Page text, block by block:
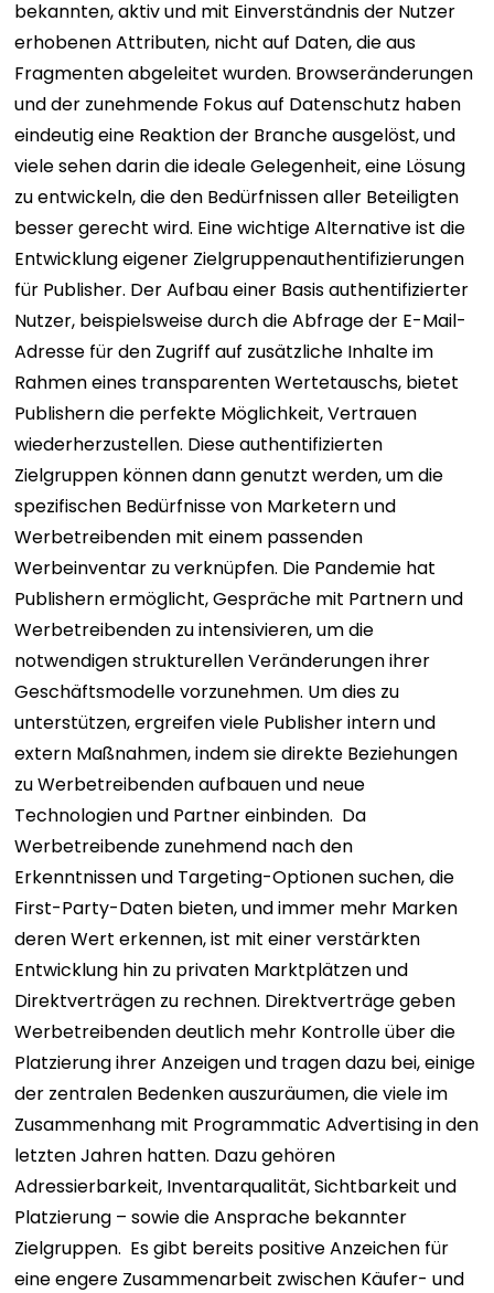
bekannten, aktiv und mit Einverständnis der Nutzer
erhobenen Attributen, nicht auf Daten, die aus
Fragmenten abgeleitet wurden. Browseränderungen
und der zunehmende Fokus auf Datenschutz haben
eindeutig eine Reaktion der Branche ausgelöst, und
viele sehen darin die ideale Gelegenheit, eine Lösung
zu entwickeln, die den Bedürfnissen aller Beteiligten
besser gerecht wird. Eine wichtige Alternative ist die
Entwicklung eigener Zielgruppenauthentifizierungen
für Publisher. Der Aufbau einer Basis authentifizierter
Nutzer, beispielsweise durch die Abfrage der E-Mail-
Adresse für den Zugriff auf zusätzliche Inhalte im
Rahmen eines transparenten Wertetauschs, bietet
Publishern die perfekte Möglichkeit, Vertrauen
wiederherzustellen. Diese authentifizierten
Zielgruppen können dann genutzt werden, um die
spezifischen Bedürfnisse von Marketern und
Werbetreibenden mit einem passenden
Werbeinventar zu verknüpfen. Die Pandemie hat
Publishern ermöglicht, Gespräche mit Partnern und
Werbetreibenden zu intensivieren, um die
notwendigen strukturellen Veränderungen ihrer
Geschäftsmodelle vorzunehmen. Um dies zu
unterstützen, ergreifen viele Publisher intern und
extern Maßnahmen, indem sie direkte Beziehungen
zu Werbetreibenden aufbauen und neue
Technologien und Partner einbinden. Da
Werbetreibende zunehmend nach den
Erkenntnissen und Targeting-Optionen suchen, die
First-Party-Daten bieten, und immer mehr Marken
deren Wert erkennen, ist mit einer verstärkten
Entwicklung hin zu privaten Marktplätzen und
Direktverträgen zu rechnen. Direktverträge geben
Werbetreibenden deutlich mehr Kontrolle über die
Platzierung ihrer Anzeigen und tragen dazu bei, einige
der zentralen Bedenken auszuräumen, die viele im
Zusammenhang mit Programmatic Advertising in den
letzten Jahren hatten. Dazu gehören
Adressierbarkeit, Inventarqualität, Sichtbarkeit und
Platzierung – sowie die Ansprache bekannter
Zielgruppen. Es gibt bereits positive Anzeichen für
eine engere Zusammenarbeit zwischen Käufer- und